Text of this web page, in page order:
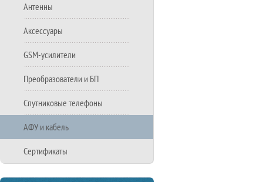
Антенны
Аксессуары
GSM-усилители
Преобразователи и БП
Спутниковые телефоны
АФУ и кабель
Сертификаты